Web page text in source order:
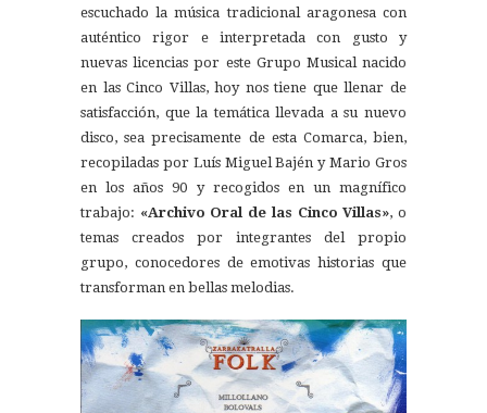
escuchado la música tradicional aragonesa con
auténtico rigor e interpretada con gusto y
nuevas licencias por este Grupo Musical nacido
en las Cinco Villas, hoy nos tiene que llenar de
satisfacción, que la temática llevada a su nuevo
disco, sea precisamente de esta Comarca, bien,
recopiladas por Luís Miguel Bajén y Mario Gros
en los años 90 y recogidos en un magnífico
trabajo: «Archivo Oral de las Cinco Villas», o
temas creados por integrantes del propio
grupo, conocedores de emotivas historias que
transforman en bellas melodias.